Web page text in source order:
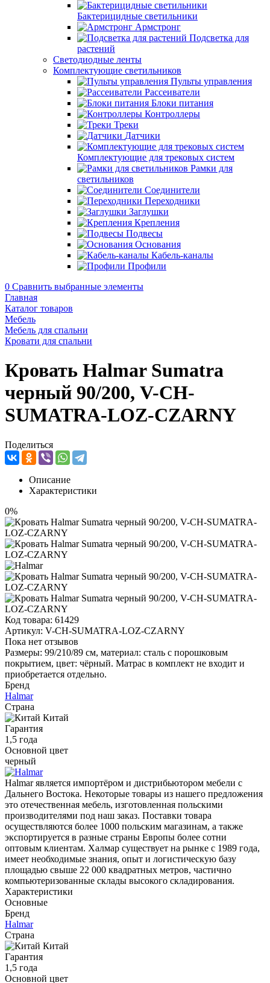
Бактерицидные светильники
Армстронг
Подсветка для
растений
Светодиодные ленты
Комплектующие светильников
Пульты управления
Рассеиватели
Блоки питания
Контроллеры
Треки
Датчики
Комплектующие для трековых систем
Рамки для
светильников
Соединители
Переходники
Заглушки
Крепления
Подвесы
Основания
Кабель-каналы
Профили
0 Сравнить выбранные элементы
Главная
Каталог товаров
Мебель
Мебель для спальни
Кровати для спальни
Кровать Halmar Sumatra
черный 90/200, V-CH-
SUMATRA-LOZ-CZARNY
Поделиться
Описание
Характеристики
0%
Код товара: 61429
Артикул: V-CH-SUMATRA-LOZ-CZARNY
Пока нет отзывов
Размеры: 99/210/89 см, материал: сталь с порошковым
покрытием, цвет: чёрный. Матрас в комплект не входит и
приобретается отдельно.
Бренд
Halmar
Страна
Китай
Гарантия
1,5 года
Основной цвет
черный
Halmar является импортёром и дистрибьютором мебели с
Дальнего Востока. Некоторые товары из нашего предложения
это отечественная мебель, изготовленная польскими
производителями под наш заказ. Поставки товара
осуществляются более 1000 польским магазинам, а также
экспортируется в разные страны Европы более сотни
оптовым клиентам. Халмар существует на рынке с 1989 года,
имеет необходимые знания, опыт и логистическую базу
площадью свыше 22 000 квадратных метров, частично
компьютеризованные склады высокого складирования.
Характеристики
Основные
Бренд
Halmar
Страна
Китай
Гарантия
1,5 года
Основной цвет